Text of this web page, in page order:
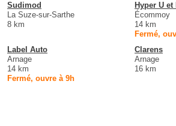
Sudimod
La Suze-sur-Sarthe
8 km
Hyper U et
Écommoy
14 km
Fermé,
Label Auto
Arnage
14 km
Fermé, ouvre à 9h
Clarens
Arnage
16 km